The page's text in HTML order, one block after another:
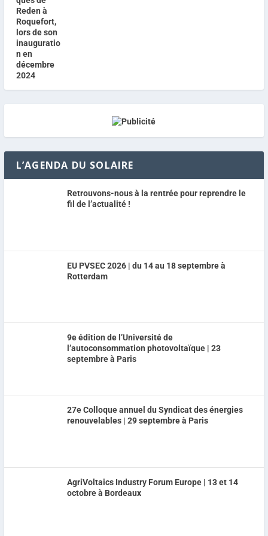
L’AGENDA DU SOLAIRE
Retrouvons-nous à la rentrée pour reprendre le
fil de l’actualité !
EU PVSEC 2026 | du 14 au 18 septembre à
Rotterdam
9e édition de l’Université de
l’autoconsommation photovoltaïque | 23
septembre à Paris
27e Colloque annuel du Syndicat des énergies
renouvelables | 29 septembre à Paris
AgriVoltaics Industry Forum Europe | 13 et 14
octobre à Bordeaux